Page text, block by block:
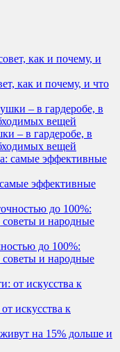
как и почему, и что
– в гардеробе, в
вещей
эффективные
до 100%:
и народные
искусства к